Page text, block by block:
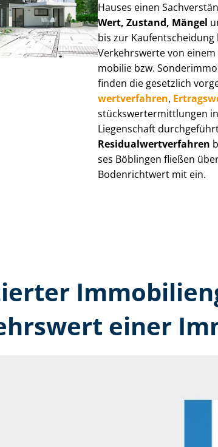
Hauses einen
Wert, Zustand, Mängel
bis zur
Verkehrswerte von
mo­bi­lie bzw.
finden die gesetzlich
wert­ver­fah­ren,
stücks­wert­ermitt­lun­gen
Liegenschaft
Re­si­du­al­wert­ver­fah­ren
ses Böblingen fließen
Bodenrichtwert mit ein.
einer